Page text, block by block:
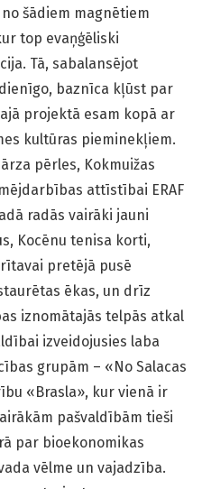
šādiem magnētiem
top evaņģēliski
Tā, sabalansējot
baznīca kļūst par
projektā esam kopā ar
kultūras pieminekļiem.
pērles, Kokmuižas
attīstībai ERAF
radās vairāki jauni
Kocēnu tenisa korti,
pretējā pusē
ēkas, un drīz
iznomātajās telpās atkal
izveidojusies laba
grupām – «No Salacas
«Brasla», kur vienā ir
pašvaldībām tieši
par bio­ekonomikas
vēlme un vajadzība.